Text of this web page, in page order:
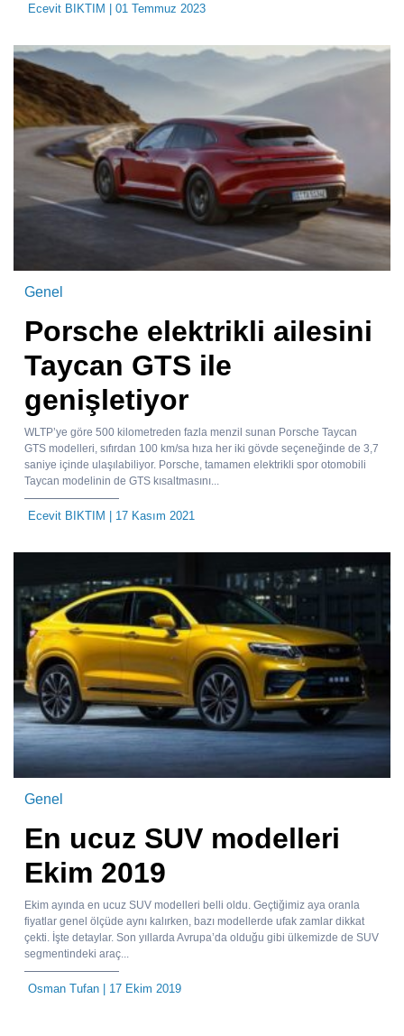
Ecevit BIKTIM | 01 Temmuz 2023
Genel
Porsche elektrikli ailesini
Taycan GTS ile
genişletiyor
WLTP’ye göre 500 kilometreden fazla menzil sunan Porsche Taycan
GTS modelleri, sıfırdan 100 km/sa hıza her iki gövde seçeneğinde de 3,7
saniye içinde ulaşılabiliyor. Porsche, tamamen elektrikli spor otomobili
Taycan modelinin de GTS kısaltmasını...
Ecevit BIKTIM | 17 Kasım 2021
Genel
En ucuz SUV modelleri
Ekim 2019
Ekim ayında en ucuz SUV modelleri belli oldu. Geçtiğimiz aya oranla
fiyatlar genel ölçüde aynı kalırken, bazı modellerde ufak zamlar dikkat
çekti. İşte detaylar. Son yıllarda Avrupa’da olduğu gibi ülkemizde de SUV
segmentindeki araç...
Osman Tufan | 17 Ekim 2019